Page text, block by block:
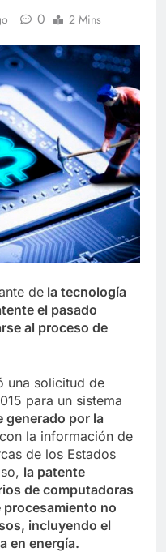
0 2 Mins
de la tecnología
el pasado
al proceso de
una solicitud de
para un sistema
generado por la
la información de
de los Estados
la patente
de computadoras
no
incluyendo el
en energía.